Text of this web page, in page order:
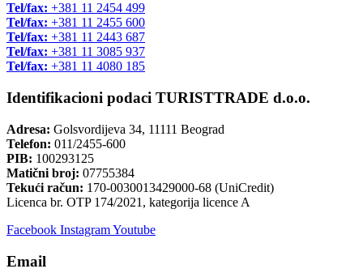
Tel/fax: +381 11 2454 499
Tel/fax: +381 11 2455 600
Tel/fax: +381 11 2443 687
Tel/fax: +381 11 3085 937
Tel/fax: +381 11 4080 185
Identifikacioni podaci TURISTTRADE d.o.o.
Adresa: Golsvordijeva 34, 11111 Beograd
Telefon: 011/2455-600
PIB: 100293125
Matični broj: 07755384
Tekući račun: 170-0030013429000-68 (UniCredit)
Licenca br. OTP 174/2021, kategorija licence A
Facebook InstagramYoutube
Email